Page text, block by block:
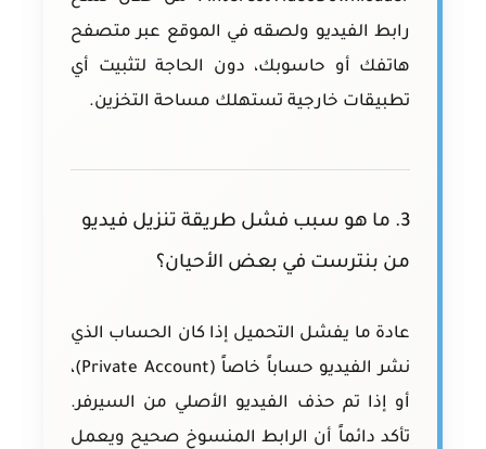
رابط الفيديو ولصقه في الموقع عبر متصفح
هاتفك أو حاسوبك، دون الحاجة لتثبيت أي
تطبيقات خارجية تستهلك مساحة التخزين.
3. ما هو سبب فشل طريقة تنزيل فيديو
من بنترست في بعض الأحيان؟
عادة ما يفشل التحميل إذا كان الحساب الذي
نشر الفيديو حساباً خاصاً (Private Account)،
أو إذا تم حذف الفيديو الأصلي من السيرفر.
تأكد دائماً أن الرابط المنسوخ صحيح ويعمل